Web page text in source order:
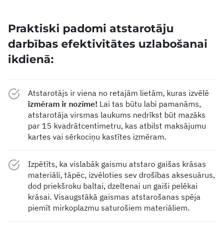
Praktiski padomi atstarotāju
darbības efektivitātes uzlabošanai
ikdienā:
Atstarotājs ir viena no retajām lietām, kuras izvēlē
izmēram ir nozīme! Lai tas būtu labi pamanāms,
atstarotāja virsmas laukums nedrīkst būt mazāks
par 15 kvadrātcentimetru, kas atbilst maksājumu
kartes vai sērkociņu kastītes izmēram.
Izpētīts, ka vislabāk gaismu atstaro gaišas krāsas
materiāli, tāpēc, izvēloties sev drošības aksesuārus,
dod priekšroku baltai, dzeltenai un gaiši pelēkai
krāsai. Visaugstākā gaismas atstarošanas spēja
piemīt mirkoplazmu saturošiem materiāliem.